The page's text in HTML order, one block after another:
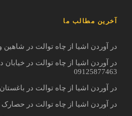
آخرین مطالب ما
در آوردن اشیا از چاه توالت در شاهین ویلا کرج
در آوردن اشیا از چاه توالت در
09125877463
در آوردن اشیا از چاه توالت در باغستان کرج
در آوردن اشیا از چاه توالت در حصارک کرج